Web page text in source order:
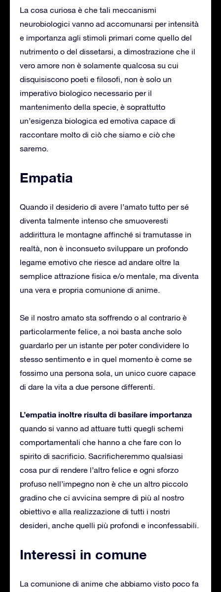
La cosa curiosa è che tali meccanismi
neurobiologici vanno ad accomunarsi per intensità
e importanza agli stimoli primari come quello del
nutrimento o del dissetarsi, a dimostrazione che il
vero amore non è solamente qualcosa su cui
disquisiscono poeti e filosofi, non è solo un
imperativo biologico necessario per il
mantenimento della specie, è soprattutto
un’esigenza biologica ed emotiva capace di
raccontare molto di ciò che siamo e ciò che
saremo.
Empatia
Quando il desiderio di avere l’amato tutto per sé
diventa talmente intenso che smuoveresti
addirittura le montagne affinché si tramutasse in
realtà, non è inconsueto sviluppare un profondo
legame emotivo che riesce ad andare oltre la
semplice attrazione fisica e/o mentale, ma diventa
una vera e propria comunione di anime.
Se il nostro amato sta soffrendo o al contrario è
particolarmente felice, a noi basta anche solo
guardarlo per un istante per poter condividere lo
stesso sentimento e in quel momento è come se
fossimo una persona sola, un unico cuore capace
di dare la vita a due persone differenti.
L’empatia inoltre risulta di basilare importanza
quando si vanno ad attuare tutti quegli schemi
comportamentali che hanno a che fare con lo
spirito di sacrificio. Sacrificheremmo qualsiasi
cosa pur di rendere l’altro felice e ogni sforzo
profuso nell’impegno non è che un altro piccolo
gradino che ci avvicina sempre di più al nostro
obiettivo e alla realizzazione di tutti i nostri
desideri, anche quelli più profondi e inconfessabili.
Interessi in comune
La comunione di anime che abbiamo visto poco fa